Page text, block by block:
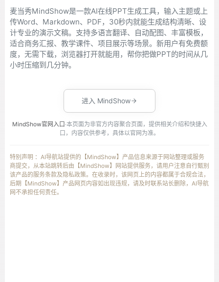
麦当秀MindShow是一款AI在线PPT生成工具，输入主题或上
传Word、Markdown、PDF，30秒内就能生成结构清晰、设
计专业的演示文稿。支持多语言翻译、自动配图、丰富模板，
适合商务汇报、教学课件、项目展示等场景。新用户有免费额
度，无需下载，浏览器打开就能用，帮你把做PPT的时间从几
小时压缩到几分钟。
进入 MindShow
MindShow官网入口 ·本页面为非官方内容聚合页面，提供相关介绍和快捷入
口，内容仅供参考，具体以官网为准。
特别声明 ：AI导航站提供的【MindShow】产品信息来源于网站整理或服务
商提交，从本站跳转后由【MindShow】网站提供服务，请用户注意自行甄别
该产品的服务条款及隐私政策。在收录时，该网页上的内容都属于合规合法，
后期【MindShow】产品网页内容如出现违规，请及时联系站长删除，AI导航
网不承担任何责任。